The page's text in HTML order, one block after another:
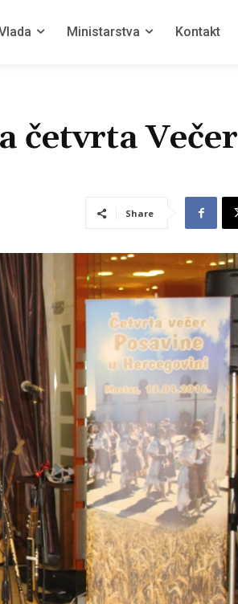
Ministarstva Kontakt
četvrta Večer
Share